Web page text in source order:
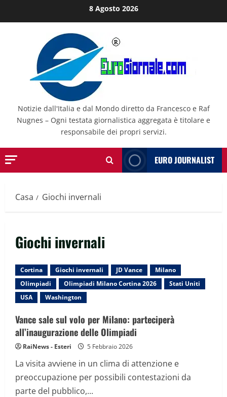
al
8 Agosto 2026
Notizie dall'Italia e dal Mondo diretto da Francesco e Raf
Nugnes – Ogni testata giornalistica aggregata è titolare e
responsabile dei propri servizi.
EURO JOURNALIST
Casa Giochi invernali
Giochi invernali
Cortina Giochi invernali JD Vance
Milano
Olimpiadi
Olimpiadi Milano Cortina 2026
Stati Uniti
USA
Washington
Vance sale sul volo per Milano: parteciperà
all’inaugurazione delle Olimpiadi
RaiNews - Esteri 5 Febbraio 2026
La visita avviene in un clima di attenzione e
preoccupazione per possibili contestazioni da
parte del pubblico,...